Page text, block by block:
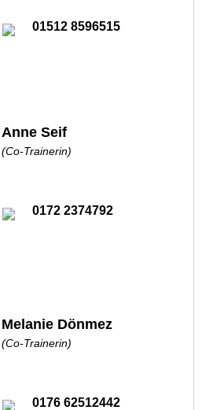
01512 8596515
Anne Seif
(Co-Trainerin)
0172 2374792
Melanie Dönmez
(Co-Trainerin)
0176 62512442